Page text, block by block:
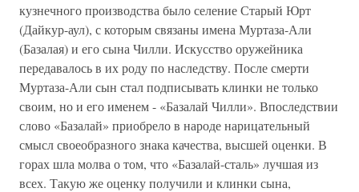
кузнечного производства было селение Старый Юрт
(Дайкур-аул), с которым связаны имена Муртаза-Али
(Базалая) и его сына Чилли. Искусство оружейника
передавалось в их роду по наследству. После смерти
Муртаза-Али сын стал подписывать клинки не только
своим, но и его именем - «Базалай Чилли». Впоследствии
слово «Базалай» приобрело в народе нарицательный
смысл своеобразного знака качества, высшей оценки. В
горах шла молва о том, что «Базалай-сталь» лучшая из
всех. Такую же оценку получили и клинки сына,